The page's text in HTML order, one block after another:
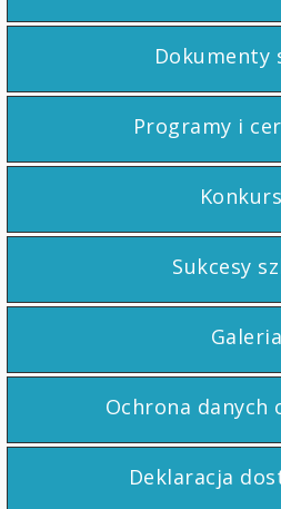
Dokumenty
Programy i
Sukcesy
Galeria
Ochrona danych
Deklaracja